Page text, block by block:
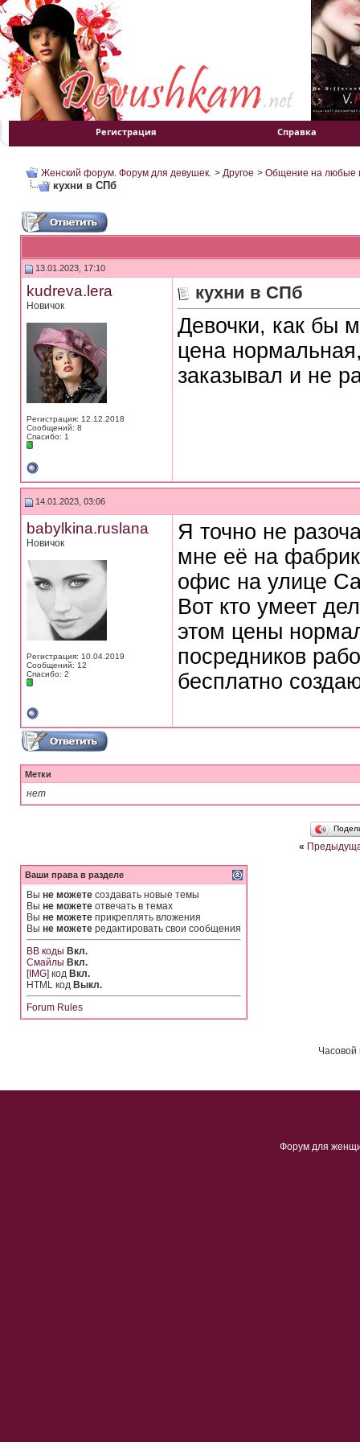
Регистрация Справка
Женский форум. Форум для девушек. > Другое > Общение на любые
кухни в СПб
13.01.2023, 17:10
kudreva.lera
Новичок
Регистрация: 12.12.2018
Сообщений: 8
Спасибо: 1
кухни в СПб
Девочки, как бы
цена
заказывал и не
14.01.2023, 03:06
babylkina.ruslana
Новичок
Регистрация: 10.04.2019
Сообщений: 12
Спасибо: 2
Я точно не
мне её на
офис на улице
Вот кто умеет
этом цены
посредников
бесплатно
Метки
нет
«
Ваши права в разделе
Вы не можете создавать новые темы
Вы не можете отвечать в темах
Вы не можете прикреплять вложения
Вы не можете редактировать свои сообщения
BB коды Вкл.
Смайлы Вкл.
[IMG] код Вкл.
HTML код Выкл.
Forum Rules
Часовой
Форум для